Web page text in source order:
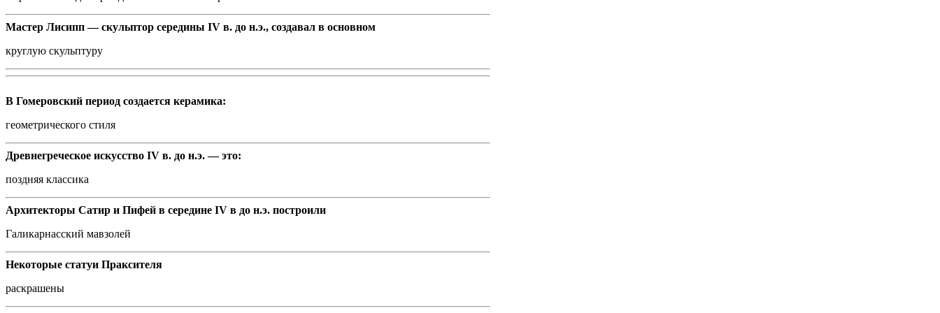
Мастер Лисипп — скульптор середины IV в. до н.э., создавал в основном
круглую скульптуру
В Гомеровский период создается керамика:
геометрического стиля
Древнегреческое искусство IV в. до н.э. — это:
поздняя классика
Архитекторы Сатир и Пифей в середине IV в до н.э. построили
Галикарнасский мавзолей
Некоторые статуи Праксителя
раскрашены